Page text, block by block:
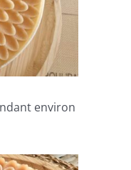
environ